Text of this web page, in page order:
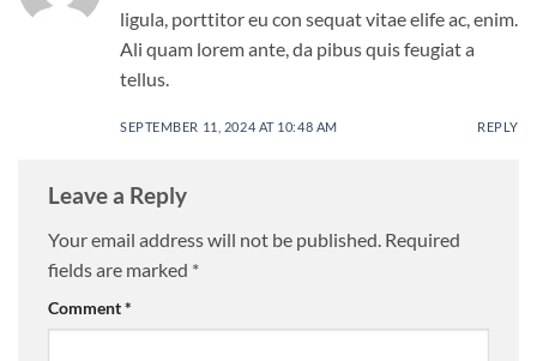
ligula, porttitor eu con sequat vitae elife ac, enim.
Ali quam lorem ante, da pibus quis feugiat a
tellus.
SEPTEMBER 11, 2024 AT 10:48 AM REPLY
Leave a Reply
Your email address will not be published. Required
fields are marked *
Comment*